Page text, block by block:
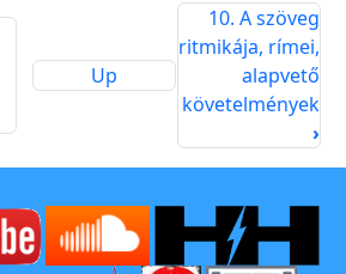
Up
10. A szöveg
ritmikája, rímei,
alapvető
követelmények
›